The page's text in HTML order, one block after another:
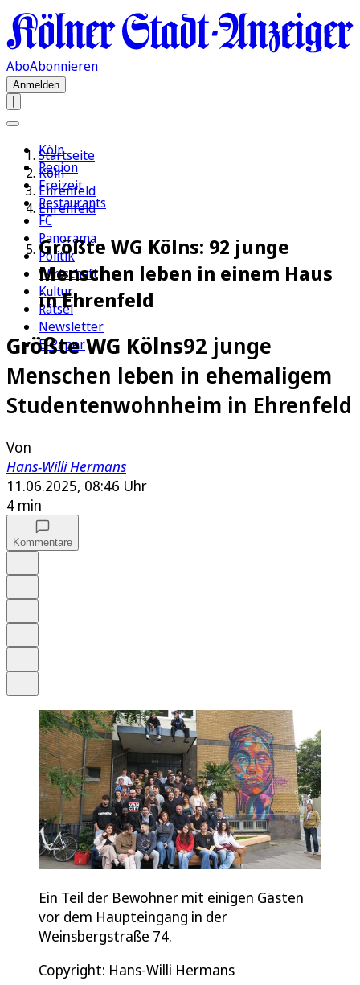
AboAbonnieren
Anmelden
Köln
Region
Freizeit
Restaurants
FC
Panorama
Politik
Wirtschaft
Kultur
Rätsel
Newsletter
E-Paper
Startseite
Köln
Ehrenfeld
Ehrenfeld
Größte WG Kölns: 92 junge
Menschen leben in einem Haus
in Ehrenfeld
Größte WG Kölns92 junge
Menschen leben in ehemaligem
Studentenwohnheim in Ehrenfeld
Von
Hans-Willi Hermans
11.06.2025, 08:46 Uhr
4 min
Kommentare
Ein Teil der Bewohner mit einigen Gästen
vor dem Haupteingang in der
Weinsbergstraße 74.
Copyright: Hans-Willi Hermans